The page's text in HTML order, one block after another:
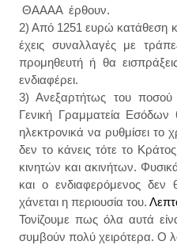
ΘΑΑΑΑ έρθουν.
2) Από 1251 ευρώ κατάθεση
έχεις συναλλαγές με
προμηθευτή ή θα
ενδιαφέρει.
3) Ανεξαρτήτως του
Γενική Γραμματεία Εσόδων
ηλεκτρονικά να ρυθμίσει το
δεν το κάνεις τότε το Κράτος
κινητών και ακινήτων.
και ο ενδιαφερόμενος
χάνεται η περιουσία του.
Τονίζουμε πως όλα αυτά
συμβούν πολύ χειρότερα. Ο